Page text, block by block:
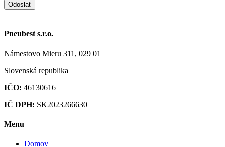
Odoslať
Pneubest s.r.o.
Námestovo Mieru 311, 029 01
Slovenská republika
IČO: 46130616
IČ DPH: SK2023266630
Menu
Domov